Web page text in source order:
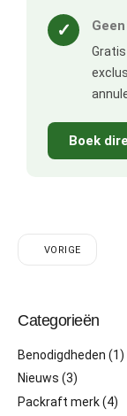
✓
Boek
VORIGE
Categorieën
Benodigdheden (1)
Nieuws (3)
Packraft merk(4)